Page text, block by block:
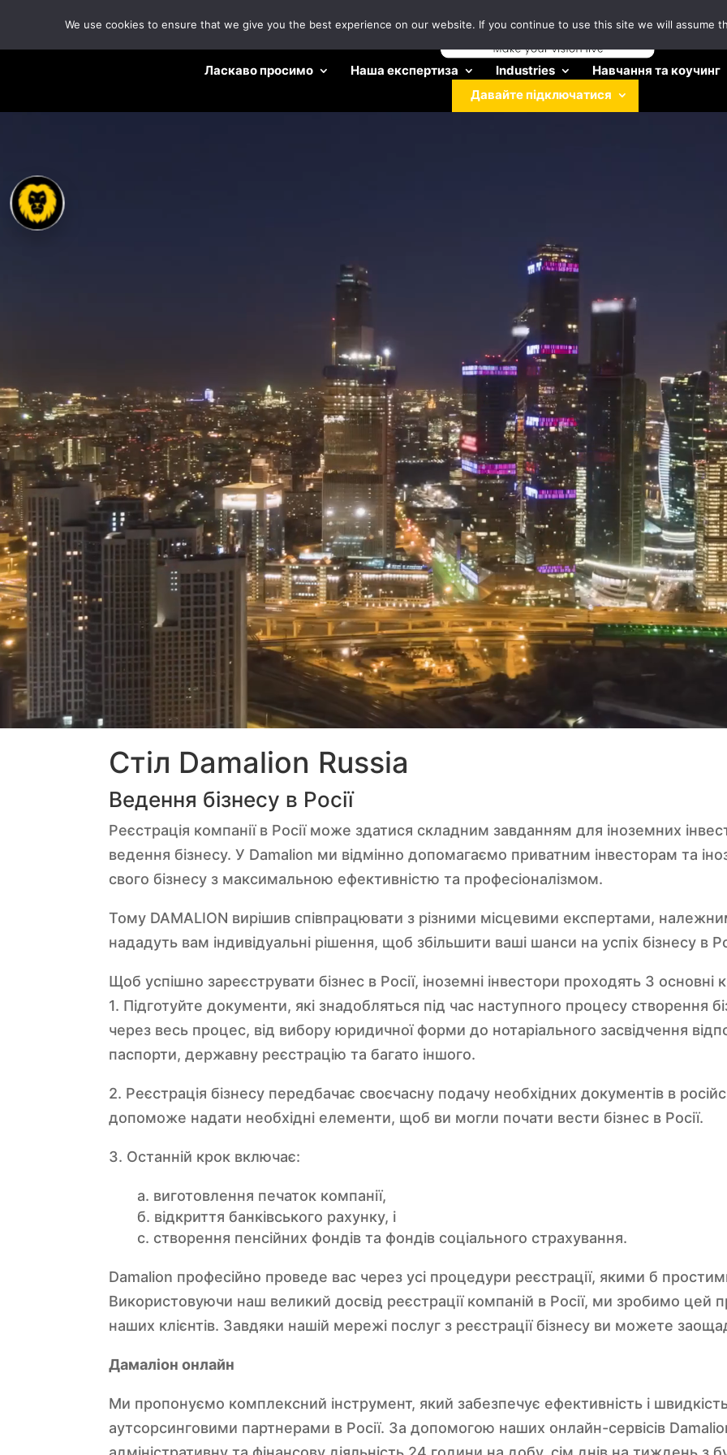
Ласкаво просимо Наша експертиза Industries
Навчання та коучинг
Давайте підключатися
Стіл Damalion Russia
Ведення бізнесу в Росії
Реєстрація компанії в Росії може здатися складним завданням для іноземних
ведення бізнесу. У Damalion ми відмінно допомагаємо приватним інвесторам та
свого бізнесу з максимальною ефективністю та професіоналізмом.
Тому DAMALION вирішив співпрацювати з різними місцевими експертами,
нададуть вам індивідуальні рішення, щоб збільшити ваші шанси на успіх бізнесу в
Щоб успішно зареєструвати бізнес в Росії, іноземні інвестори проходять 3 основні
1. Підготуйте документи, які знадобляться під час наступного процесу створення
через весь процес, від вибору юридичної форми до нотаріального засвідчення
паспорти, державну реєстрацію та багато іншого.
2. Реєстрація бізнесу передбачає своєчасну подачу необхідних документів в
допоможе надати необхідні елементи, щоб ви могли почати вести бізнес в Росії.
3. Останній крок включає:
а. виготовлення печаток компанії,
б. відкриття банківського рахунку, і
c. створення пенсійних фондів та фондів соціального страхування.
Damalion професійно проведе вас через усі процедури реєстрації, якими б
Використовуючи наш великий досвід реєстрації компаній в Росії, ми зробимо
наших клієнтів. Завдяки нашій мережі послуг з реєстрації бізнесу ви можете
Дамаліон онлайн
Ми пропонуємо комплексний інструмент, який забезпечує ефективність і швидкість
аутсорсинговими партнерами в Росії. За допомогою наших онлайн-сервісів
We use cookies to ensure that we give you the best experience on our website. If you continue to use this site we will assume